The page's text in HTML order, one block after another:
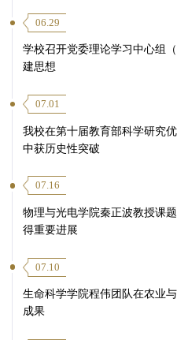
06.29
学校召开党委理论学习中心组
建思想
07.01
我校在第十届教育部科学研究
中获历史性突破
07.16
物理与光电学院秦正波教授课
得重要进展
07.10
生命科学学院程伟团队在农业
成果